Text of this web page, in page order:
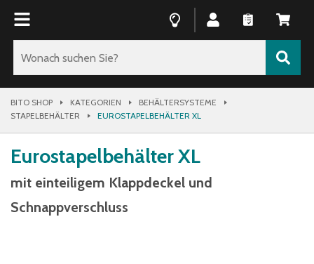
BITO SHOP KATEGORIEN
BEHÄLTERSYSTEME
STAPELBEHÄLTER
EUROSTAPELBEHÄLTER XL
Eurostapelbehälter XL
mit einteiligem Klappdeckel und
Schnappverschluss